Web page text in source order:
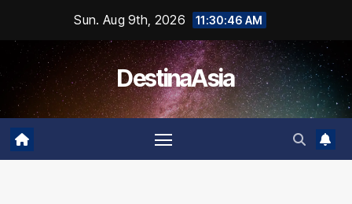
content
Sun. Aug 9th, 2026 11:30:46 AM
DestinaAsia